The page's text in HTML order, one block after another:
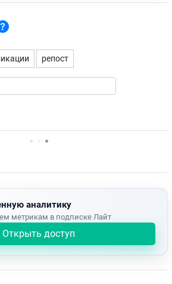
репост
доступных упоминаний.
аналитику
метрикам в подписке Лайт
Открыть доступ